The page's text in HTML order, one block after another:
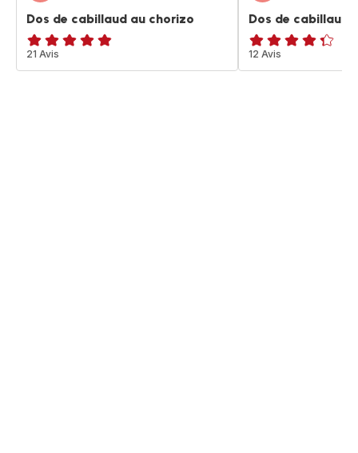
Dos de cabillaud au chorizo
ratings.4.8
21 Avis
Dos de cabillaud
ratings.4.3
12 Avis